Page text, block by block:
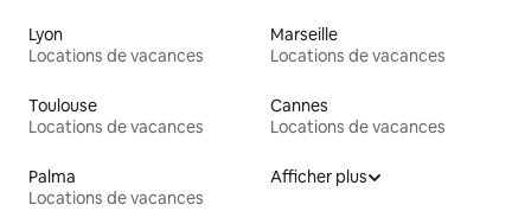
Lyon
Locations de vacances
Marseille
Locations de vacances
Toulouse
Locations de vacances
Cannes
Locations de vacances
Palma
Locations de vacances
Afficher plus